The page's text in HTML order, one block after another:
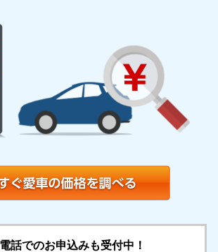
話でのお申込みも受付中！